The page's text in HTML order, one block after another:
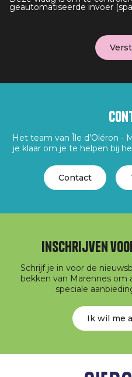
geautomatiseerde invoer
Het team van Île d’Oléron -
je klaar om je te helpen bij
Contact
Inschrijven
Schrijf je in voor de
bekken van Marennes om
speciale
Ik wil me